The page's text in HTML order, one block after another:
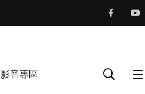
影音專區